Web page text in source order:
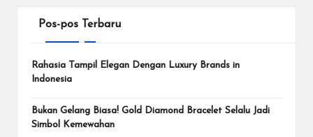
Pos-pos Terbaru
Rahasia Tampil Elegan Dengan Luxury Brands in
Indonesia
Bukan Gelang Biasa! Gold Diamond Bracelet Selalu Jadi
Simbol Kemewahan